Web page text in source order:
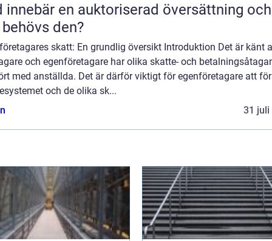
innebär en auktoriserad översättning och
den?
skatt: En grundlig översikt Introduktion Det är känt
och egenföretagare har olika skatte- och
med anställda. Det är därför viktigt för egenföretagare att
och de olika sk...
31 juli